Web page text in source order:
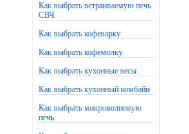
Как выбрать встраиваемую печь
СВЧ
Как выбрать кофеварку
Как выбрать кофемолку
Как выбрать кухонные весы
Как выбрать кухонный комбайн
Как выбрать микроволновую
печь